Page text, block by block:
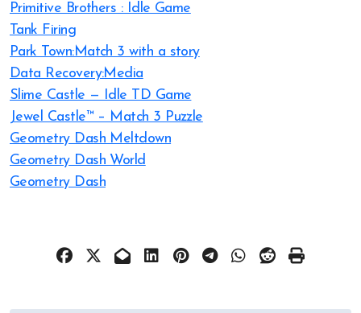
Primitive Brothers : Idle Game
Tank Firing
Park Town:Match 3 with a story
Data Recovery:Media
Slime Castle — Idle TD Game
Jewel Castle™ – Match 3 Puzzle
Geometry Dash Meltdown
Geometry Dash World
Geometry Dash